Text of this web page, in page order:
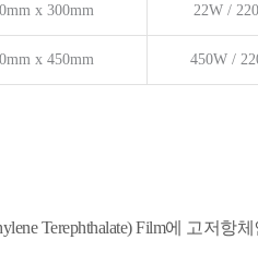
x 300mm 22W /
x 450mm 450W /
Terephthalate) Film에 고저